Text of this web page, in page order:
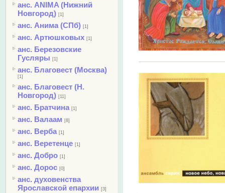
анс. ANIMA (Нижний
Новгород) [1]
анс. Анима (СПб) [1]
анс. Артюшковых [1]
анс. Березовские
Гусляры [1]
анс. Благовест (Москва)
[1]
анс. Благовест (Н.
Новгород) [11]
анс. Братчина [1]
анс. Валаам [8]
анс. Верба [1]
анс. Веретенце [1]
анс. Добро [1]
анс. Дорос [0]
анс. духовенства
Ярославской епархии [3]